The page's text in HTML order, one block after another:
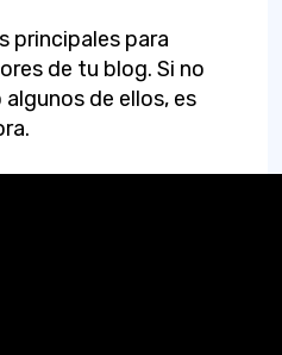
principales para
de tu blog. Si no
de ellos, es